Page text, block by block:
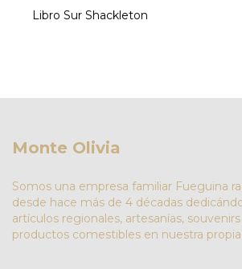
Libro Sur Shackleton
Monte Olivia
Somos una empresa familiar Fueguina
desde hace más de 4 décadas
artículos regionales, artesanías,
productos comestibles en nuestra